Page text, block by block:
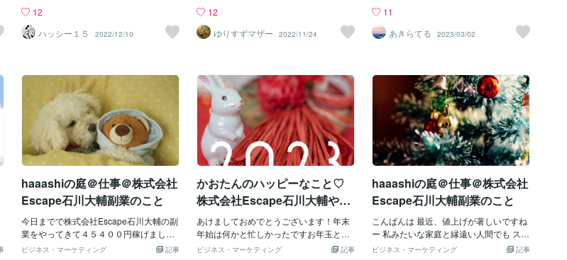
りして ６８００円は稼げましたよ ゆった
りとした気持ちで過ごせると家の中もき
れいになって 稼ぎもでて、満足な休日で
レゼントを買いに行ったり いろいろとや
る事が多いですね 私も姪っ子がいて、毎
年、サンタクロースにはならないといけ
ないのでここ最近は何がほしいのか、リ
サーチ中です🎁 やっぱりほしい物をあげ
たいですよね でも子供の気持ちはコロコ
ロと変わるので、ギリギリまで購入を待
って 再来週あたりに買い物ですね サンタ
クロースになるのは大変ですけど 私もこ
の季節は大好きです 街がキラキラとして
冷たい風が吹いて、気持ちがスゥーっと
落ち着いていく感じがします
12
ハッシー１５
2022/12/10
が変わってしまうので、体調管理同様に
かなり気をつけてはいるのですが、 動き
盛りの歳なので、目を離したすきに何が
子育ても仕事も副業も全て自分でやらな
いといけないので、自分の体調管理も大
事です これから寒くなってくるので、ま
すます気をつけないと 体調管理といえば
食事も大事ですよね こだわっていること
もありますが、基本は好きなものを好き
なだけ食べる日も作って自分を甘やかし
て、栄養を蓄えてます 冬のコンビニの肉
まんはついつい買ってしまいます 今日は
そんなこんなで、帰宅してからバタバタ
ですが、合間合間で株式会社Escape石川
大輔さんの副業をしてました 今日は４２
００円稼げました なんとなく概要はわか
りはじめて、自分なりにシュミレーショ
12
ゆりすずマザー
2022/11/24
てくれたりするので相談にのりながら、
自分の為にもなるし、話聞いて、元気で
たりするし やっぱり顔を見て話すってい
僕から悩んでいる話を聞いても、お客様
も困ってしまうと思うし、せっかく 楽し
くリラックスをしにきてくれているのに
変な空気になってしまったらダメですよ
ね～ アイドルの活動もコンカフェの経営
も大変なことが多いですけど、楽しいが
それ以上にあるのでやっていきたいと思
ってます🎤 副業株式会社Escape石川大
輔もやり始めて１週間～１０日くらい経
って 結果 １週間で３１３８０円 その後
８日目５６７０円 ９日目６２３０円 １０
日目５８７０円 になってます！！ いろい
ろがんばります♪♪
11
あきらてる
2023/03/02
haaashiの庭＠仕事＠株式会社
Escape石川大輔副業のこと
今日までで株式会社Escape石川大輔の副
業をやってきて４５４００円稼げまし
た！日割りして日給にすると5０００円く
記事
ビジネス・マーケティング
かおたんのハッピーなこと♡
株式会社Escape石川大輔やる
よぉ♡８
あけましておめでとうございます！年末
年始は何かと忙しかったですお年玉とい
っても家族や友達と過ごす時間が多かっ
記事
ビジネス・マーケティング
haaashiの庭＠仕事＠株式会社
Escape石川大輔副業のこと
こんばんは 最近、値上げが著しいですね
ー 私みたいな家庭と縁遠い人間でも スー
パー行ったら値上げしてるの感じちゃう
記事
ビジネス・マーケティング